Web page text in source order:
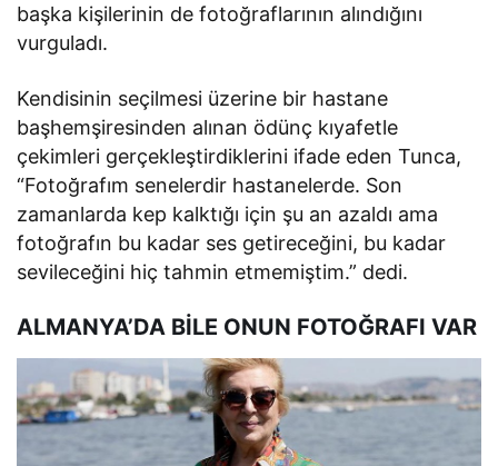
başka kişilerinin de fotoğraflarının alındığını
vurguladı.
Kendisinin seçilmesi üzerine bir hastane
başhemşiresinden alınan ödünç kıyafetle
çekimleri gerçekleştirdiklerini ifade eden Tunca,
“Fotoğrafım senelerdir hastanelerde. Son
zamanlarda kep kalktığı için şu an azaldı ama
fotoğrafın bu kadar ses getireceğini, bu kadar
sevileceğini hiç tahmin etmemiştim.” dedi.
ALMANYA’DA BİLE ONUN FOTOĞRAFI VAR